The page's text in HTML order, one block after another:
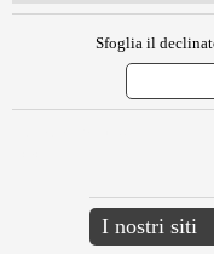
Sfoglia il
I nostri siti